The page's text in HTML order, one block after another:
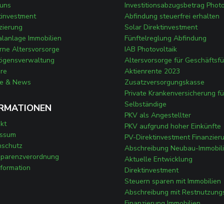
Immobilien
Altersvorsorge
& News
Investitionsabzugsbetrag
Abfindung steuerfrei erhalten
Solar Direktinvestment
Fünftelreglung Abfindung
IAB Photovoltaik
Altersvorsorge für
Aktienrente 2023
Zusatzversorgungskasse
Private Krankenversicherung
Selbständige
PKV als Angestellter
PKV aufgrund hoher Einkünfte
PV-Direktinvestment
Abschreibung Neubau-
Aktuelle Entwicklung
Direktinvestment
Steuern sparen mit Immobilien
Abschreibung mit